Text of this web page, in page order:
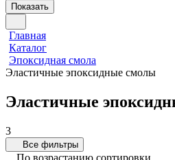
Показать
Главная
Каталог
Эпоксидная смола
Эластичные эпоксидные смолы
Эластичные
3
Все фильтры
По возрастанию сортировки